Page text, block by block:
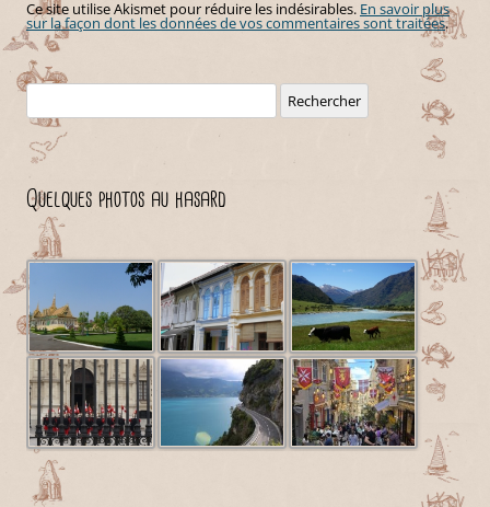
Ce site utilise Akismet pour réduire les indésirables. En savoir plus
sur la façon dont les données de vos commentaires sont traitées.
Rechercher :
Quelques photos au hasard